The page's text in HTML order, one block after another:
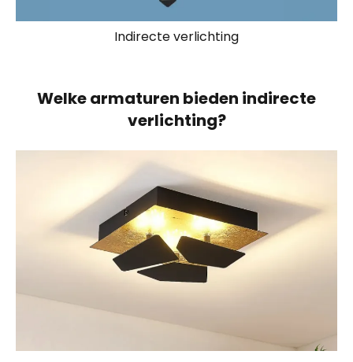
Indirecte verlichting
Welke armaturen bieden indirecte
verlichting?